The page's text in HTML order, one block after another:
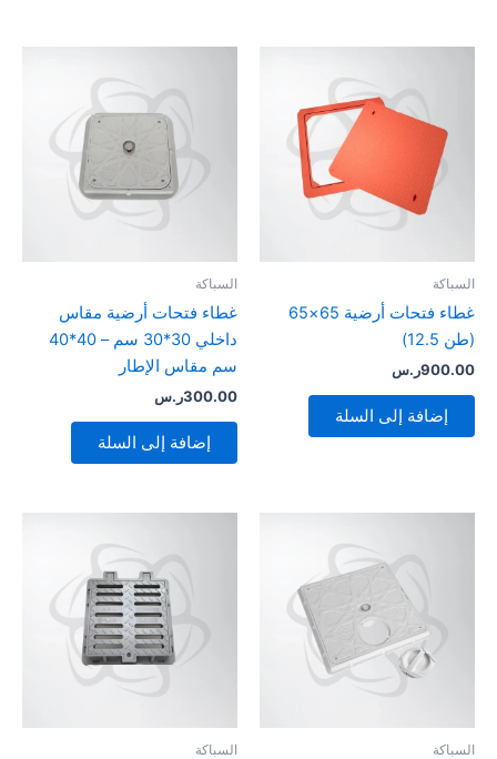
السباكة
غطاء فتحات أرضية 65×65
(طن 12.5)
900.00ر.س
إضافة إلى السلة
السباكة
غطاء فتحات أرضية مقاس
داخلي 30*30 سم – 40*40
سم مقاس الإطار
300.00ر.س
إضافة إلى السلة
السباكة السباكة